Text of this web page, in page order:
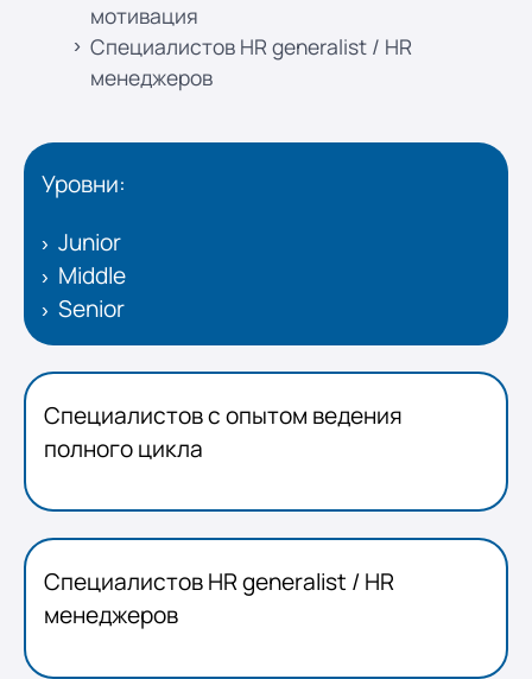
мотивация
Специалистов HR generalist / HR
менеджеров
Уровни:
Junior
Middle
Senior
Специалистов с опытом ведения
полного цикла
Специалистов HR generalist / HR
менеджеров